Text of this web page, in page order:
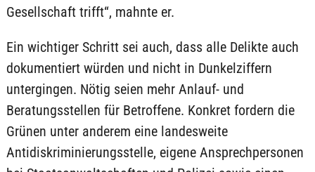
Gesellschaft trifft“, mahnte er.
Ein wichtiger Schritt sei auch, dass alle Delikte auch
dokumentiert würden und nicht in Dunkelziffern
untergingen. Nötig seien mehr Anlauf- und
Beratungsstellen für Betroffene. Konkret fordern die
Grünen unter anderem eine landesweite
Antidiskriminierungsstelle, eigene Ansprechpersonen